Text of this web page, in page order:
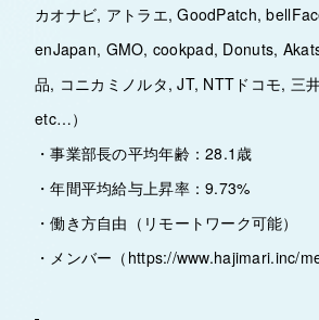
カオナビ, アトラエ, GoodPatch,
enJapan, GMO, cookpad, Donuts,
品, コニカミノルタ, JT, NTTドコモ, 三
etc…）
・事業部長の平均年齢：28.1歳
・年間平均給与上昇率：9.73%
・働き方自由（リモートワーク可能）
・メンバー（https://www.hajimari.inc/